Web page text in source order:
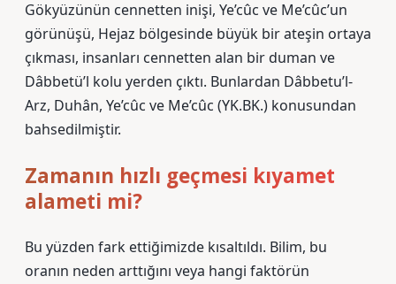
Gökyüzünün cennetten inişi, Ye’cûc ve Me’cûc’un
görünüşü, Hejaz bölgesinde büyük bir ateşin ortaya
çıkması, insanları cennetten alan bir duman ve
Dâbbetü’l kolu yerden çıktı. Bunlardan Dâbbetu’l-
Arz, Duhân, Ye’cûc ve Me’cûc (YK.BK.) konusundan
bahsedilmiştir.
Zamanın hızlı geçmesi kıyamet
alameti mi?
Bu yüzden fark ettiğimizde kısaltıldı. Bilim, bu
oranın neden arttığını veya hangi faktörün